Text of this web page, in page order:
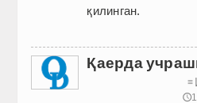
қилинган.
Қаерда
≡